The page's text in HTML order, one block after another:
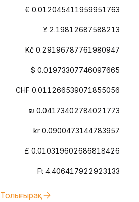
€ 0.012045411959951763
¥ 2.19812687588213
Kč 0.29196787761980947
$ 0.01973307746097665
CHF 0.011266539071855056
₪ 0.04173402784021773
kr 0.0900473144783957
£ 0.010319602686818426
Ft 4.406417922923133
Толығырақ